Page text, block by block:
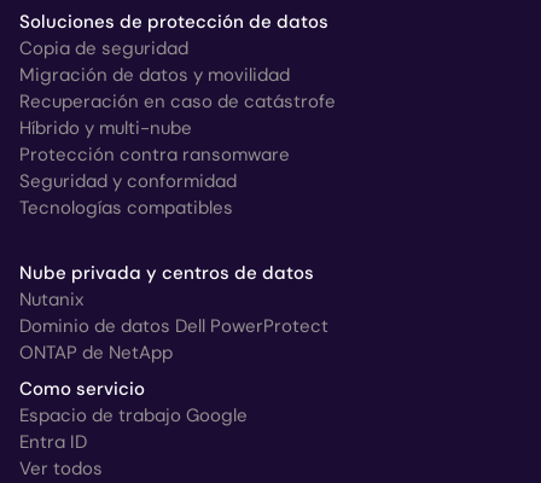
Soluciones de protección de datos
Copia de seguridad
Migración de datos y movilidad
Recuperación en caso de catástrofe
Híbrido y multi-nube
Protección contra ransomware
Seguridad y conformidad
Tecnologías compatibles
Nube privada y centros de datos
Nutanix
Dominio de datos Dell PowerProtect
ONTAP de NetApp
Como servicio
Espacio de trabajo Google
Entra ID
Ver todos